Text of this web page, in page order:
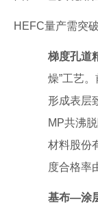
HEFC量产需突
梯度孔道
燥”工艺
形成表层
MP共沸
材料股份
度合格率
基布—涂